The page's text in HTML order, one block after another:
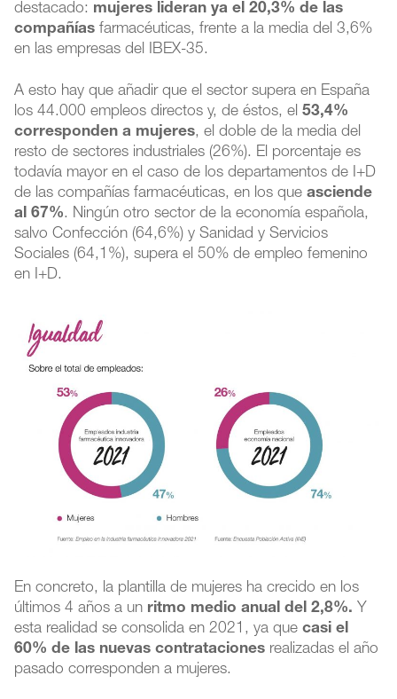
destacado: mujeres lideran ya el 20,3% de las
compañías farmacéuticas, frente a la media del 3,6%
en las empresas del IBEX-35.
A esto hay que añadir que el sector supera en España
los 44.000 empleos directos y, de éstos, el53,4%
corresponden a mujeres, el doble de la media del
resto de sectores industriales (26%). El porcentaje es
todavía mayor en el caso de los departamentos de I+D
de las compañías farmacéuticas, en los queasciende
al 67%. Ningún otro sector de la economía española,
salvo Confección (64,6%) y Sanidad y Servicios
Sociales (64,1%), supera el 50% de empleo femenino
en I+D.
En concreto, la plantilla de mujeres ha crecido en los
últimos 4 años a un ritmo medio anual del 2,8%. Y
esta realidad se consolida en 2021, ya quecasi el
60% de las nuevas contrataciones realizadas el año
pasado corresponden a mujeres.